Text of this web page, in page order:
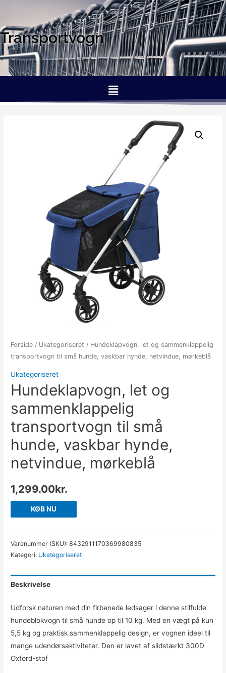
Transportvogn
Forside / Ukategoriseret / Hundeklapvogn, let og sammenklappelig
transportvogn til små hunde, vaskbar hynde, netvindue, mørkeblå
Ukategoriseret
Hundeklapvogn, let og
sammenklappelig
transportvogn til små
hunde, vaskbar hynde,
netvindue, mørkeblå
1,299.00kr.
KØB NU
Varenummer (SKU):8432911170369980835
Kategori: Ukategoriseret
Beskrivelse
Udforsk naturen med din firbenede ledsager i denne stilfulde
hundeblokvogn til små hunde op til 10 kg. Med en vægt på kun
5,5 kg og praktisk sammenklappelig design, er vognen ideel til
mange udendørsaktiviteter. Den er lavet af slidstærkt 300D
Oxford-stof